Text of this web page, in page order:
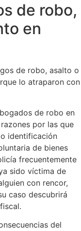
de robo,
en
de robo, asalto o
lo atraparon con
de robo en
por las que
identificación
de bienes
frecuentemente
sido víctima de
con rencor,
caso descubrirá
del